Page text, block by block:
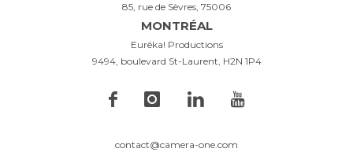
85, rue de Sèvres, 75006
MONTRÉAL
Eurêka! Productions
9494, boulevard St-Laurent, H2N 1P4
contact@camera-one.com